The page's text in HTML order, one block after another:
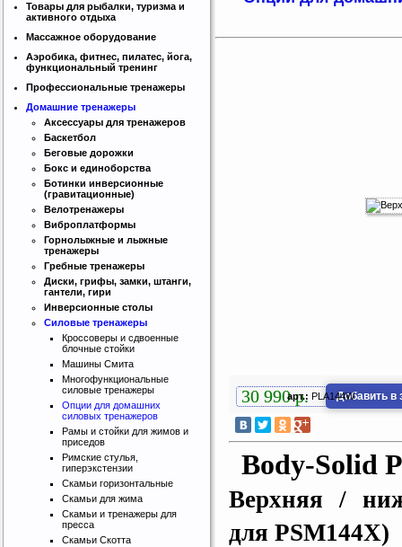
арт.: PLA144W
30 990 р. Добавить в
Body-Solid
Верхняя /
для PSM144X)
Товары для рыбалки, туризма и
активного отдыха
Массажное оборудование
Аэробика, фитнес, пилатес, йога,
функциональный тренинг
Профессиональные тренажеры
Домашние тренажеры
Аксессуары для тренажеров
Баскетбол
Беговые дорожки
Бокс и единоборства
Ботинки инверсионные
(гравитационные)
Велотренажеры
Виброплатформы
Горнолыжные и лыжные
тренажеры
Гребные тренажеры
Диски, грифы, замки, штанги,
гантели, гири
Инверсионные столы
Силовые тренажеры
Кроссоверы и сдвоенные
блочные стойки
Машины Смита
Многофункциональные
силовые тренажеры
Опции для домашних
силовых тренажеров
Рамы и стойки для жимов и
приседов
Римские стулья,
гиперэкстензии
Скамьи горизонтальные
Скамьи для жима
Скамьи и тренажеры для
пресса
Скамьи Скотта